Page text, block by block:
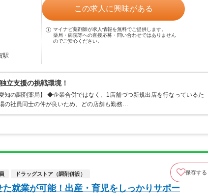
駅
この求人に興味がある
マイナビ薬剤師が求人情報を無料でご提供します。
薬局・病院等への直接応募・問い合わせではありません
のでご安心ください。
立支援の挑戦環境！
知の調剤薬局】 ◆企業合併ではなく、1店舗づつ新規出店を行なっているた
の社員同士の仲が良いため、どの店舗も勤務…
ドラッグストア（調剤併設） 保存する
就業が可能！出産・育児をしっかりサポー